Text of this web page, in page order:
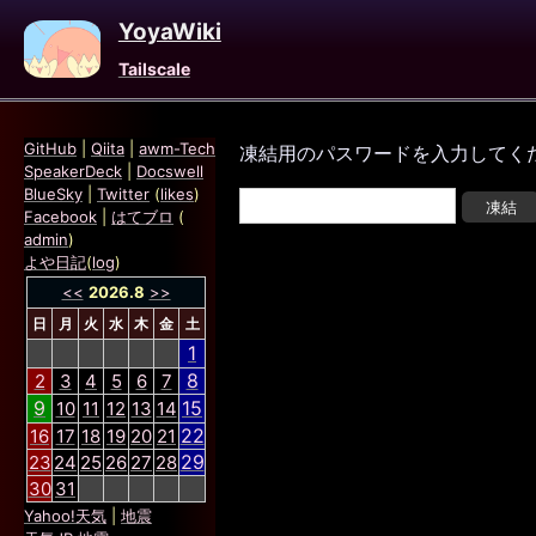
YoyaWiki
Tailscale
凍結用のパスワードを入力してく
GitHub Qiita
awm-Tech
SpeakerDeck
Docswell
BlueSky
Twitter (likes)
Facebook
はてブロ (
admin)
よや日記(log)
<< 2026.8 >>
日 月 火 水 木 金 土
1
2 3 4 5 6 7
8
9 10 11 12 13 14 15
16 17 18 19 20 21 22
23 24 25 26 27 28 29
30 31
Yahoo!天気
地震